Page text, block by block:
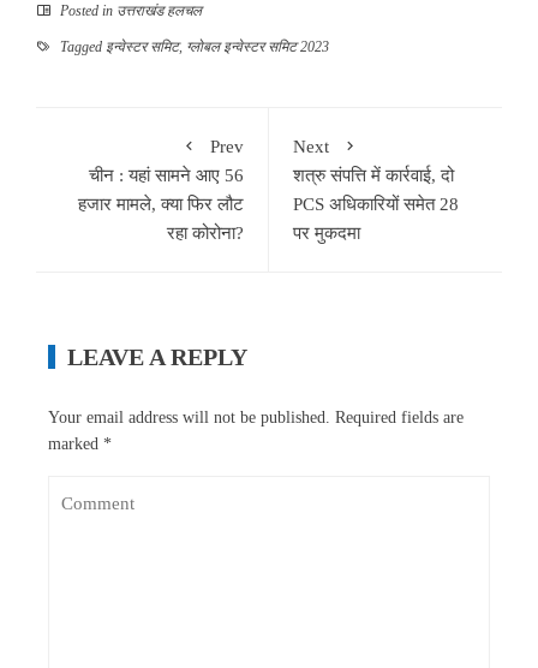
Posted in उत्तराखंड हलचल
Tagged इन्वेस्टर समिट, ग्लोबल इन्वेस्टर समिट 2023
Prev
चीन : यहां सामने आए 56
हजार मामले, क्या फिर लौट
रहा कोरोना?
Next
शत्रु संपत्ति में कार्रवाई, दो
PCS अधिकारियों समेत 28
पर मुकदमा
LEAVE A REPLY
Your email address will not be published. Required fields are
marked *